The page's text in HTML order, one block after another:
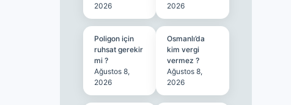
2026
2026
Poligon için
ruhsat gerekir
mi ?
Ağustos 8,
2026
Osmanlı’da
kim vergi
vermez ?
Ağustos 8,
2026